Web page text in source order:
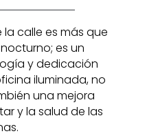
la calle es más que
es un
y dedicación
iluminada, no
una mejora
y la salud de las